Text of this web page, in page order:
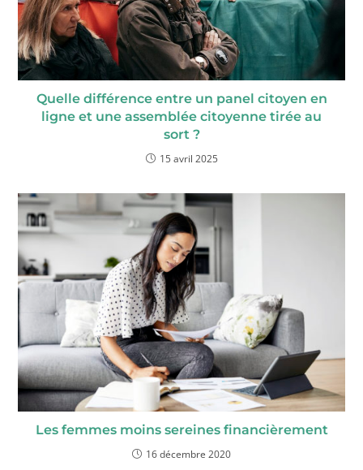
Quelle différence entre un panel citoyen en
ligne et une assemblée citoyenne tirée au
sort ?
15 avril 2025
Les femmes moins sereines financièrement
16 décembre 2020